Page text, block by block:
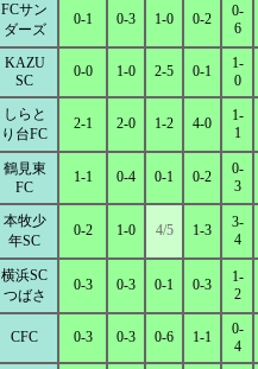
FCサン
ダーズ
0-1 0-3 1-0 0-2
0-
6
KAZU
SC
0-0 1-0 2-5 0-1
1-
0
しらと
り台FC
2-1 2-0 1-2 4-0
1-
1
鶴見東
FC
1-1 0-4 0-1 0-2
0-
3
本牧少
年SC
0-2 1-0 4/5 1-3
3-
4
横浜SC
つばさ
0-3 0-3 0-1 0-3
1-
2
CFC 0-3 0-3 0-6 1-1
0-
4